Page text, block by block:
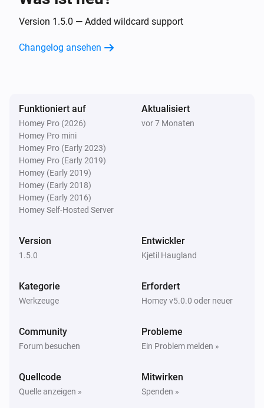
Version 1.5.0 — Added wildcard support
Changelog ansehen
Funktioniert auf
Homey Pro (2026)
Homey Pro mini
Homey Pro (Early 2023)
Homey Pro (Early 2019)
Homey (Early 2019)
Homey (Early 2018)
Homey (Early 2016)
Homey Self-Hosted Server
Aktualisiert
vor 7 Monaten
Version
1.5.0
Entwickler
Kjetil Haugland
Kategorie
Werkzeuge
Erfordert
Homey v5.0.0 oder neuer
Community
Forum besuchen
Probleme
Ein Problem melden »
Quellcode
Quelle anzeigen »
Mitwirken
Spenden »